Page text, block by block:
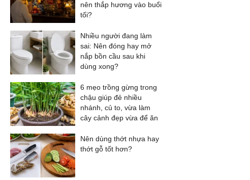
nên thắp hương vào buổi
tối?
Nhiều người đang làm
sai: Nên đóng hay mở
nắp bồn cầu sau khi
dùng xong?
6 mẹo trồng gừng trong
chậu giúp đẻ nhiều
nhánh, củ to, vừa làm
cây cảnh đẹp vừa để ăn
Nên dùng thớt nhựa hay
thớt gỗ tốt hơn?